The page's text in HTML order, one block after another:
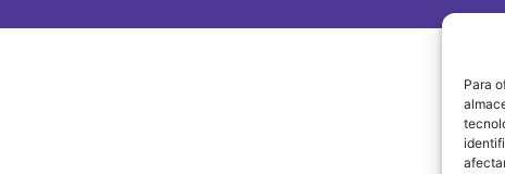
Para